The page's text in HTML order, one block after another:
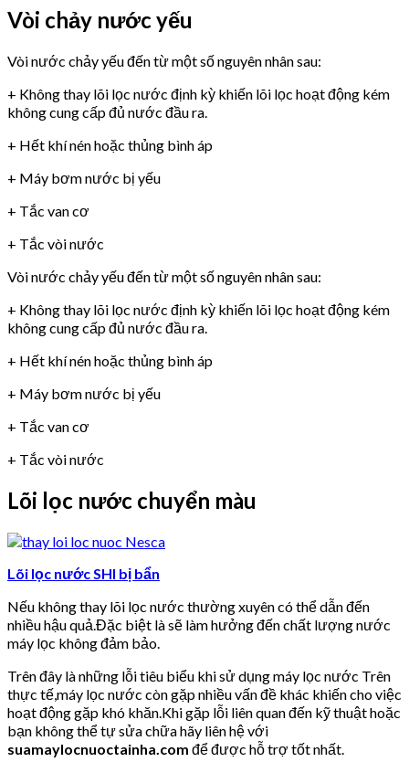
Vòi chảy nước yếu
Vòi nước chảy yếu đến từ một số nguyên nhân sau:
+ Không thay lõi lọc nước định kỳ khiến lõi lọc hoạt động kém
không cung cấp đủ nước đầu ra.
+ Hết khí nén hoặc thủng bình áp
+ Máy bơm nước bị yếu
+ Tắc van cơ
+ Tắc vòi nước
Vòi nước chảy yếu đến từ một số nguyên nhân sau:
+ Không thay lõi lọc nước định kỳ khiến lõi lọc hoạt động kém
không cung cấp đủ nước đầu ra.
+ Hết khí nén hoặc thủng bình áp
+ Máy bơm nước bị yếu
+ Tắc van cơ
+ Tắc vòi nước
Lõi lọc nước chuyển màu
Lõi lọc nước SHI bị bẩn
Nếu không thay lõi lọc nước thường xuyên có thể dẫn đến
nhiều hậu quả.Đặc biệt là sẽ làm hưởng đến chất lượng nước
máy lọc không đảm bảo.
Trên đây là những lỗi tiêu biểu khi sử dụng máy lọc nước Trên
thực tế,máy lọc nước còn gặp nhiều vấn đề khác khiến cho việc
hoạt động gặp khó khăn.Khi gặp lỗi liên quan đến kỹ thuật hoặc
bạn không thể tự sửa chữa hãy liên hệ với
suamaylocnuoctainha.com để được hỗ trợ tốt nhất.